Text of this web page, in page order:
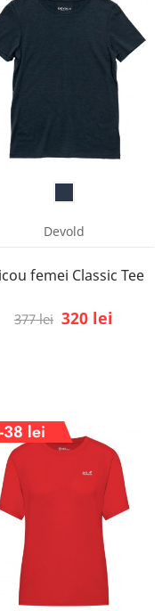
Devold
femei Classic Tee
377 lei 320 lei
-38 lei